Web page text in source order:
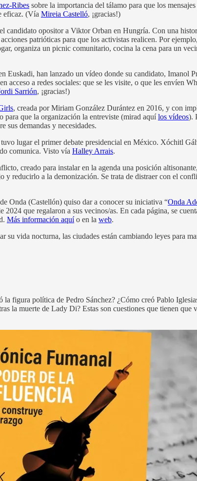
Ribes sobre la importancia del tálamo para que los
eficaz. (Vía Mireia Castelló, ¡gracias!)
candidato opositor a Viktor Orban en Hungría. Con una
patrióticas para que los activistas realicen. Por
organiza un picnic comunitario, cocina la cena para un
Euskadi, han lanzado un vídeo donde su candidato, Imanol
acceso a redes sociales: que se les visite, o que les envíen
Sarrión, ¡gracias!)
, creada por Miriam González Durántez en 2016, y con
para que la organización la entreviste (mirad aquílos vídeos).
sus demandas y necesidades.
lugar el primer debate presidencial en México. Xóchitl
comunica. Visto vía Halley Arrais.
creado para instalar en la agenda una posición
reducirlo a la demonización. Se trata de distraer con el
Onda (Castellón) quiso dar a conocer su iniciativa “Onda
que regalaron a sus vecinos/as. En cada página, se
Más información aquío en la web.
su vida nocturna, las ciudades están cambiando leyes para
la figura política de Pedro Sánchez? ¿Cómo creó Pablo
la muerte de Lady Di? Estas son cuestiones que tienen